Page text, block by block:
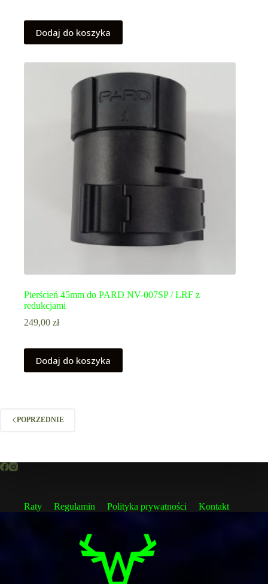
Dodaj do koszyka
Pierścień 45mm do PARD NV-007SP / LRF z
redukcjami
249,00 zł
Dodaj do koszyka
POPRZEDNIE
Raty Regulamin Polityka prywatności Kontakt